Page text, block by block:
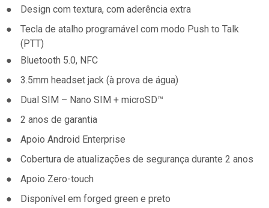
● Design com textura, com aderência extra
●
Tecla de atalho programável com modo Push to Talk
(PTT)
● Bluetooth 5.0, NFC
● 3.5mm headset jack (à prova de água)
● Dual SIM – Nano SIM + microSD™
● 2 anos de garantia
● Apoio Android Enterprise
● Cobertura de atualizações de segurança durante 2 anos
● Apoio Zero-touch
● Disponível em forged green e preto